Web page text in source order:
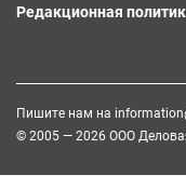
Редакционная
Пишите нам на
© 2005 — 2026 ООО